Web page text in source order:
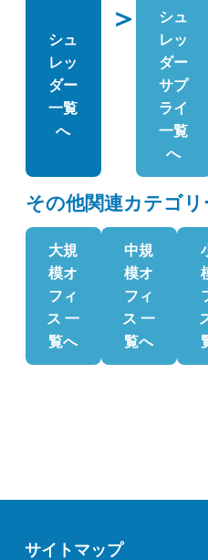
シュ
レッ
ダー
一覧
へ
＞
シュ
レッ
ダー
サプ
ライ
一覧
へ
その他関連カテゴリ
大規
模オ
フィ
ス 一
覧へ
中規
模オ
フィ
ス 一
覧へ
サイトマップ